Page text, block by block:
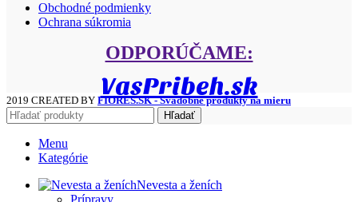
Obchodné podmienky
Ochrana súkromia
ODPORÚČAME:
VasPribeh.sk
2019 CREATED BY FIORES.SK - Svadobné produkty na mieru
Hľadať
Menu
Kategórie
Nevesta a ženích